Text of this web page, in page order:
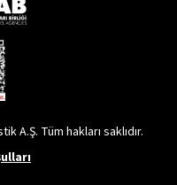
A.Ş. Tüm hakları saklıdır.